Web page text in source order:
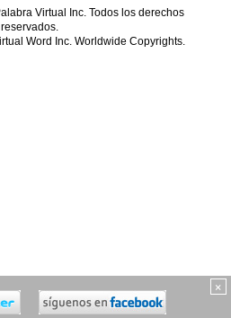
×
Virtual Inc. Todos los derechos
reservados.
Word Inc. Worldwide Copyrights.